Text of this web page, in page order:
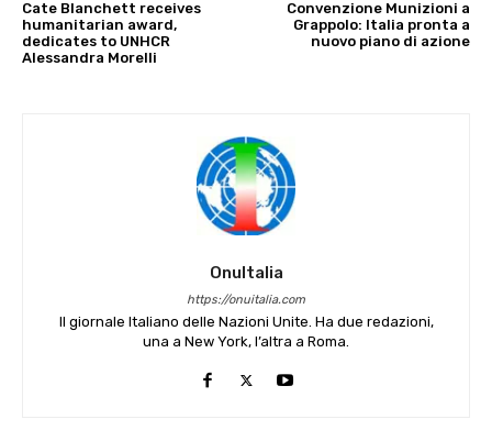
Cate Blanchett receives
humanitarian award,
dedicates to UNHCR
Alessandra Morelli
Convenzione Munizioni a
Grappolo: Italia pronta a
nuovo piano di azione
OnuItalia
https://onuitalia.com
Il giornale Italiano delle Nazioni Unite. Ha due redazioni,
una a New York, l’altra a Roma.